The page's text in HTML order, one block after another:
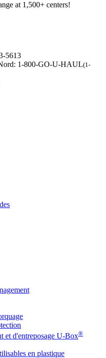
at 1,500+ centers!
5613
1-800-GO-U-HAUL(1-
et d'entreposage U-Box®
en plastique